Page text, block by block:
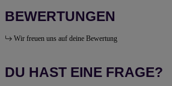
BEWERTUNGEN
Wir freuen uns auf deine Bewertung
DU HAST EINE FRAGE?